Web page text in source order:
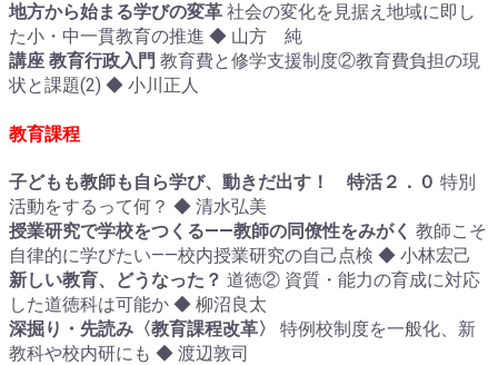
地方から始まる学びの変革 社会の変化を見据え地域に即し
た小・中一貫教育の推進 ◆ 山方 純
講座 教育行政入門 教育費と修学支援制度②教育費負担の現
状と課題(2) ◆ 小川正人
教育課程
子どもも教師も自ら学び、動きだ出す！ 特活２．０ 特別
活動をするって何？ ◆ 清水弘美
授業研究で学校をつくる――教師の同僚性をみがく 教師こそ
自律的に学びたい――校内授業研究の自己点検 ◆ 小林宏己
新しい教育、どうなった？ 道徳② 資質・能力の育成に対応
した道徳科は可能か ◆ 柳沼良太
深掘り・先読み〈教育課程改革〉 特例校制度を一般化、新
教科や校内研にも ◆ 渡辺敦司